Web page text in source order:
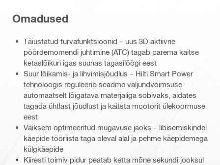
Omadused
Täiustatud turvafunktsioonid – uus 3D aktiivne
pöördemomendi juhtimine (ATC) tagab parema kaitse
ketaslõikuri igas suunas tagasilöögi eest
Suur lõikamis- ja lihvimisjõudlus – Hilti Smart Power
tehnoloogis reguleerib seadme väljundvõimsuse
automaatselt lõigatava materjaliga sobivaks, aidates
tagada ühtlast jõudlust ja kaitsta mootorit ülekoormuse
eest
Väiksem optimeeritud mugavuse jaoks – libisemiskindel
käepide tööriista taga oleval alal ja pehme käepidemega
külgkäepide
Kiiresti toimiv pidur peatab ketta mõne sekundi jooksul